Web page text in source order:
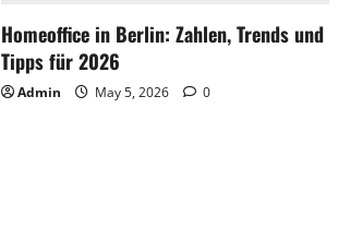
Homeoffice in Berlin: Zahlen, Trends und
Tipps für 2026
Admin May 5, 2026 0